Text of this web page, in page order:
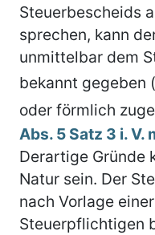
Steuerbescheids
sprechen, kann
unmittelbar dem
bekannt gegeben (
oder förmlich
Abs. 5 Satz 3 i. V.
Derartige Gründe
Natur sein. Der
nach Vorlage
Steuerpflichtigen